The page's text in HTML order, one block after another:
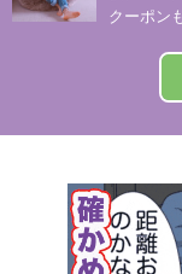
クーポン